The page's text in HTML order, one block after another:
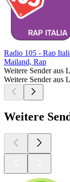
Radio 105 - Rap
Mailand, Rap
Weitere Sender aus
Weitere Sender aus
Weitere